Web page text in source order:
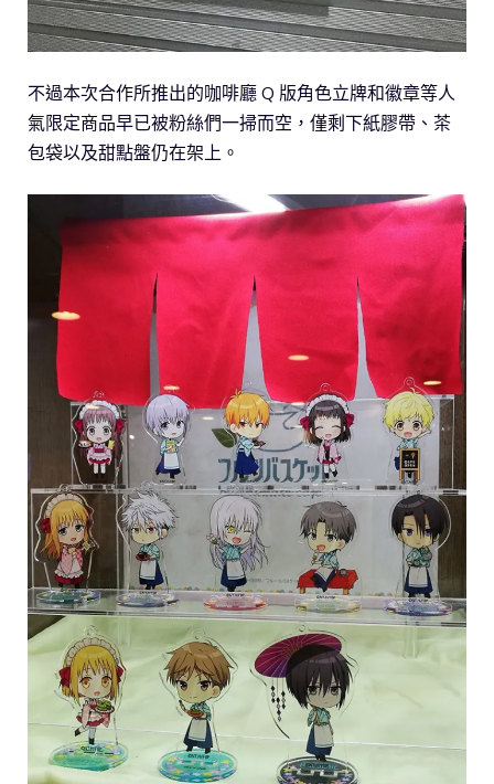
不過本次合作所推出的咖啡廳 Q 版角色立牌和徽章等人
氣限定商品早已被粉絲們一掃而空，僅剩下紙膠帶、茶
包袋以及甜點盤仍在架上。